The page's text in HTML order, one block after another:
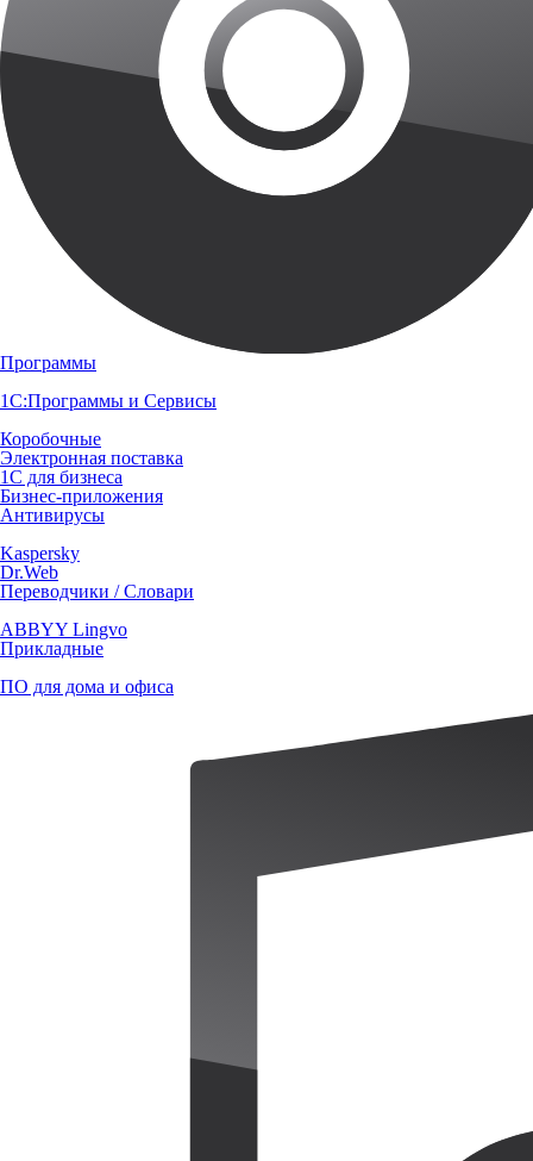
Программы
1С:Программы и Сервисы
Коробочные
Электронная поставка
1С для бизнеса
Бизнес-приложения
Антивирусы
Kaspersky
Dr.Web
Переводчики / Словари
ABBYY Lingvo
Прикладные
ПО для дома и офиса